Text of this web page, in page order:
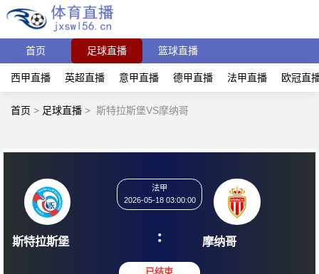
首页 足球直播 篮球直播
西甲直播 英超直播 意甲直播 德甲直播 法甲直播 欧冠直
首页 > 足球直播 > 斯特拉斯堡VS摩纳哥
2026-05-18 03:00:00